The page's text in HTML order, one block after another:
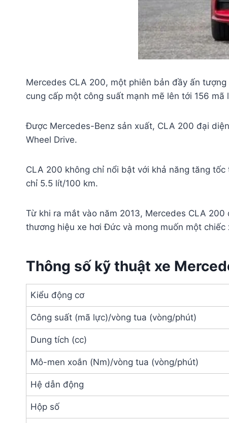
Mercedes CLA 200, một phiên bản đầy ấn
cung cấp một công suất mạnh mẽ lên tới 156
Được Mercedes-Benz sản xuất, CLA 200 đại
Wheel Drive.
CLA 200 không chỉ nổi bật với khả năng tăng
chỉ 5.5 lít/100 km.
Từ khi ra mắt vào năm 2013, Mercedes CLA
thương hiệu xe hơi Đức và mong muốn một
Thông số kỹ thuật xe
Kiểu động cơ
Công suất (mã lực)/vòng tua (vòng/phút)
Dung tích (cc)
Mô-men xoắn (Nm)/vòng tua (vòng/phút)
Hệ dẫn động
Hộp số